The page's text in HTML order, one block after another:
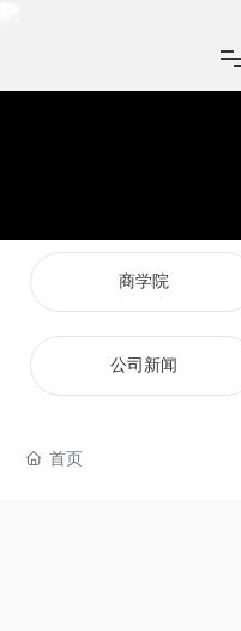
商学院
公司新闻
首页